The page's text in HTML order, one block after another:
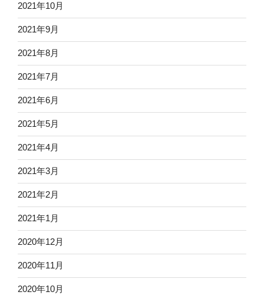
2021年10月
2021年9月
2021年8月
2021年7月
2021年6月
2021年5月
2021年4月
2021年3月
2021年2月
2021年1月
2020年12月
2020年11月
2020年10月